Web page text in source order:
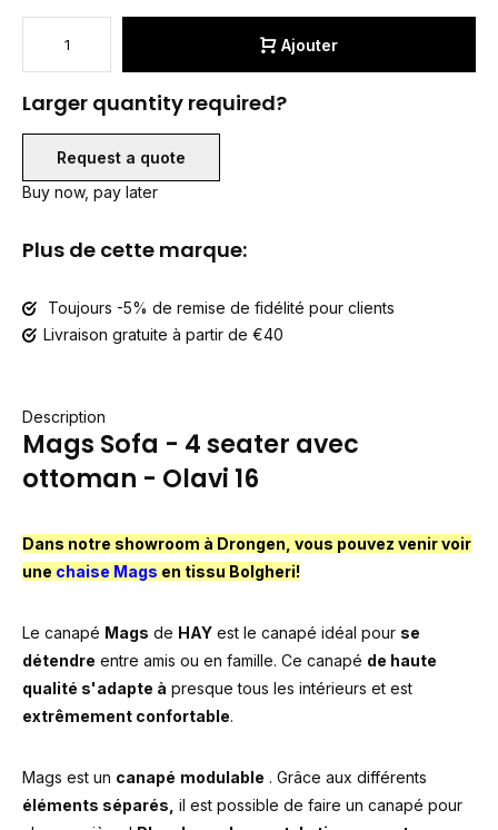
Ajouter
Larger quantity required?
Request a quote
Buy now, pay later
Plus de cette marque:
Toujours -5% de remise de fidélité pour clients
Livraison gratuite à partir de €40
Description
Mags Sofa - 4 seater avec
ottoman - Olavi 16
Dans notre showroom à Drongen, vous pouvez venir voir
une chaise Mags en tissu Bolgheri!
Le canapé Mags de HAY est le canapé idéal pour se
détendre entre amis ou en famille. Ce canapé de haute
qualité s'adapte à presque tous les intérieurs et est
extrêmement confortable.
Mags est un canapé modulable . Grâce aux différents
éléments séparés, il est possible de faire un canapé pour